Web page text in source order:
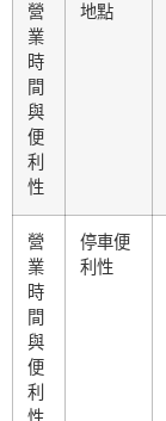
營
業
時
間
與
便
利
性
地點
營
業
時
間
與
便
利
性
停車便
利性